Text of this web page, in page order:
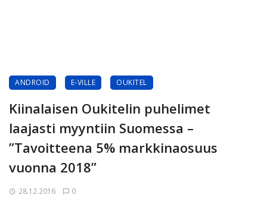
ANDROID E-VILLE OUKITEL
Kiinalaisen Oukitelin puhelimet
laajasti myyntiin Suomessa –
”Tavoitteena 5% markkinaosuus
vuonna 2018”
28.12.2016 0